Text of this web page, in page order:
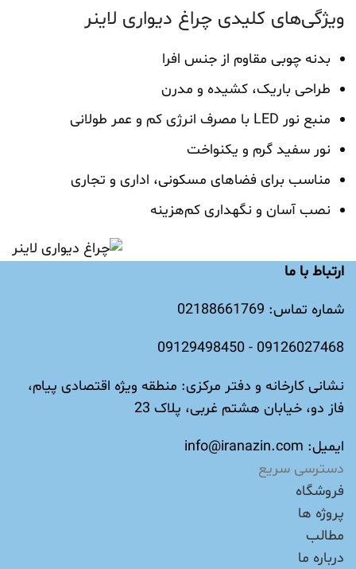
ویژگی‌های کلیدی چراغ دیواری لاینر
بدنه چوبی مقاوم از جنس افرا
طراحی باریک، کشیده و مدرن
منبع نور LED با مصرف انرژی کم و عمر طولانی
نور سفید گرم و یکنواخت
مناسب برای فضاهای مسکونی، اداری و تجاری
نصب آسان و نگهداری کم‌هزینه
ارتباط با ما
شماره تماس: 02188661769
09126027468 - 09129498450
نشانی کارخانه و دفتر مرکزی: منطقه ویژه اقتصادی پیام،
فاز دو، خیابان هشتم غربی، پلاک 23
ایمیل: info@iranazin.com
دسترسی سریع
فروشگاه
پروژه ها
مطالب
درباره ما